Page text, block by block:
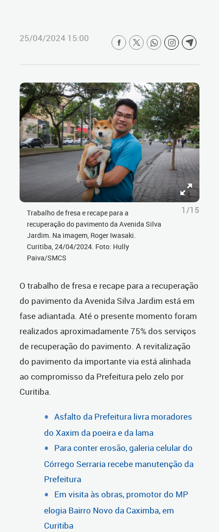
25/04/2024 15:00
Trabalho de fresa e recape para a
recuperação do pavimento da Avenida Silva
Jardim. Na imagem, Roger Iwasaki.
Curitiba, 24/04/2024. Foto: Hully
Paiva/SMCS
1/15
O trabalho de fresa e recape para a recuperação
do pavimento da Avenida Silva Jardim está em
fase adiantada. Até o presente momento foram
realizados aproximadamente 75% dos serviços
de recuperação do pavimento. A revitalização
do pavimento da importante via está alinhada
ao compromisso da Prefeitura pelo zelo por
Curitiba.
Asfalto da Prefeitura livra moradores
do Xaxim da poeira e da lama
Para conter erosão, galeria celular do
Córrego Serraria recebe manutenção da
Prefeitura
Em visita às obras, promotor do MP
elogia Bairro Novo da Caximba, em
Curitiba